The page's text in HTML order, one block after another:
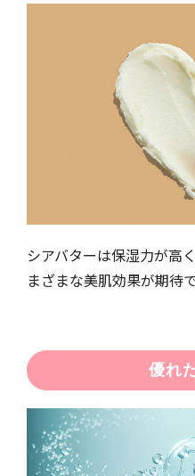
シアバターは保湿力が高
まざまな美肌効果が期待
優れ